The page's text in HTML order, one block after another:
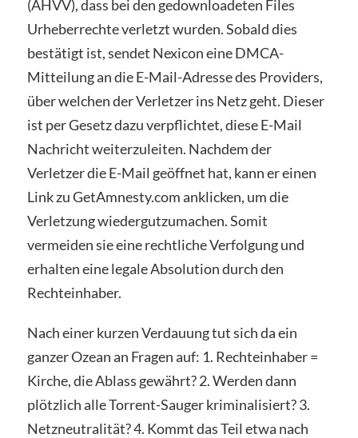
(AHVV), dass bei den gedownloadeten Files
Urheberrechte verletzt wurden. Sobald dies
bestätigt ist, sendet Nexicon eine DMCA-
Mitteilung an die E-Mail-Adresse des Providers,
über welchen der Verletzer ins Netz geht. Dieser
ist per Gesetz dazu verpflichtet, diese E-Mail
Nachricht weiterzuleiten. Nachdem der
Verletzer die E-Mail geöffnet hat, kann er einen
Link zu GetAmnesty.com anklicken, um die
Verletzung wiedergutzumachen. Somit
vermeiden sie eine rechtliche Verfolgung und
erhalten eine legale Absolution durch den
Rechteinhaber.
Nach einer kurzen Verdauung tut sich da ein
ganzer Ozean an Fragen auf: 1. Rechteinhaber =
Kirche, die Ablass gewährt? 2. Werden dann
plötzlich alle Torrent-Sauger kriminalisiert? 3.
Netzneutralität? 4. Kommt das Teil etwa nach